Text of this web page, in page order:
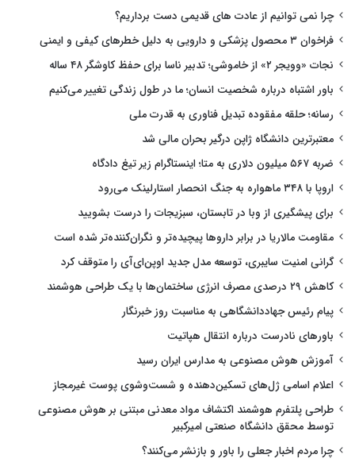
چرا نمی توانیم از عادت های قدیمی دست برداریم؟
فراخوان ۳ محصول پزشکی و دارویی به دلیل خطرهای کیفی و ایمنی
نجات «وویجر ۲» از خاموشی؛ تدبیر ناسا برای حفظ کاوشگر ۴۸ ساله
باور اشتباه درباره شخصیت انسان؛ ما در طول زندگی تغییر می‌کنیم
رسانه؛ حلقه مفقوده تبدیل فناوری به قدرت ملی
معتبرترین دانشگاه ژاپن درگیر بحران مالی شد
ضربه ۵۶۷ میلیون دلاری به متا؛ اینستاگرام زیر تیغ دادگاه
اروپا با ۳۴۸ ماهواره به جنگ انحصار استارلینک می‌رود
برای پیشگیری از وبا در تابستان، سبزیجات را درست بشویید
مقاومت مالاریا در برابر داروها پیچیده‌تر و نگران‌کننده‌تر شده است
گرانی امنیت سایبری، توسعه مدل جدید اوپن‌ای‌آی را متوقف کرد
کاهش ۲۹ درصدی مصرف انرژی ساختمان‌ها با یک طراحی هوشمند
پیام رئیس جهاددانشگاهی به مناسبت روز خبرنگار
باورهای نادرست درباره انتقال هپاتیت
آموزش هوش مصنوعی به مدارس ایران رسید
اعلام اسامی ژل‌های تسکین‌دهنده و شست‌وشوی پوست غیرمجاز
طراحی پلتفرم هوشمند اکتشاف مواد معدنی مبتنی بر هوش مصنوعی
توسط محقق دانشگاه صنعتی امیرکبیر
چرا مردم اخبار جعلی را باور و بازنشر می‌کنند؟